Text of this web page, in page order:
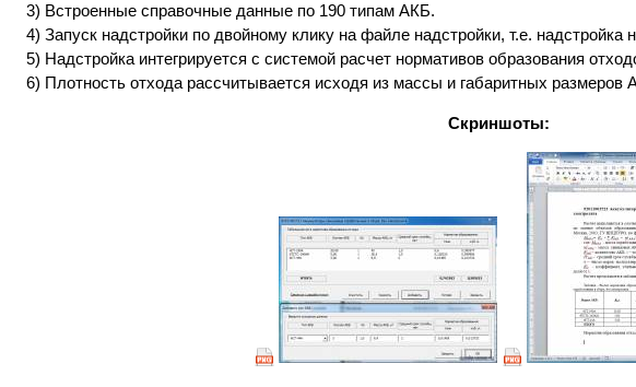
3) Встроенные справочные данные по 190 типам АКБ.
4) Запуск надстройки по двойному клику на файле надстройки, т.е. надстройка
5) Надстройка интегрируется с системой расчет нормативов образования
6) Плотность отхода рассчитывается исходя из массы и габаритных размеров
Скриншоты: